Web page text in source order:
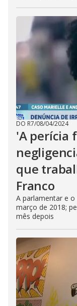
DO R7/08/04/2024
'A perícia
que
Franco
A parlamentar e
março de 2018;
mês depois